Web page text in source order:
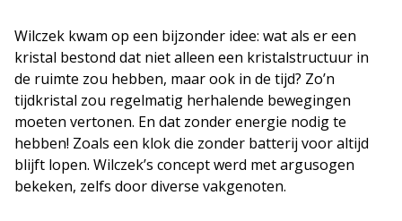
Wilczek kwam op een bijzonder idee: wat als er een
kristal bestond dat niet alleen een kristalstructuur in
de ruimte zou hebben, maar ook in de tijd? Zo’n
tijdkristal zou regelmatig herhalende bewegingen
moeten vertonen. En dat zonder energie nodig te
hebben! Zoals een klok die zonder batterij voor altijd
blijft lopen. Wilczek’s concept werd met argusogen
bekeken, zelfs door diverse vakgenoten.